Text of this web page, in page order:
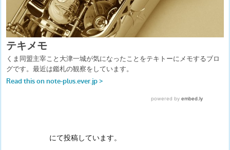
にて投稿しています。